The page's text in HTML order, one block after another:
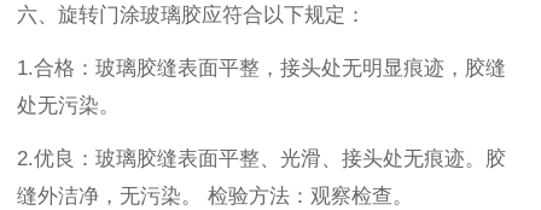
六、旋转门涂玻璃胶应符合以下规定：
1.合格：玻璃胶缝表面平整，接头处无明显痕迹，胶缝
处无污染。
2.优良：玻璃胶缝表面平整、光滑、接头处无痕迹。胶
缝外洁净，无污染。
检验方法：观察检查。